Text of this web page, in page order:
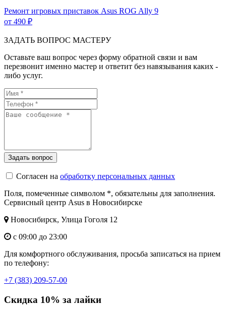
Ремонт игровых приставок Asus ROG Ally 9
от 490 ₽
ЗАДАТЬ ВОПРОС МАСТЕРУ
Оставьте ваш вопрос через форму обратной связи и вам
перезвонит именно мастер и ответит без навязывания каких -
либо услуг.
Согласен на обработку персональных данных
Поля, помеченные символом *, обязательны для заполнения.
Сервисный центр Asus в Новосибирске
Новосибирск, Улица Гоголя 12
с 09:00 до 23:00
Для комфортного обслуживания, просьба записаться на прием
по телефону:
+7 (383) 209-57-00
Скидка 10% за лайки